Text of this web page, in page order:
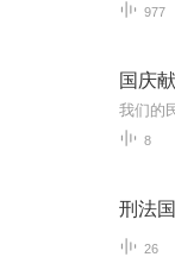
977
国庆
8
刑法
26